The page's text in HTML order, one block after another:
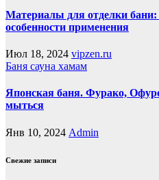
Материалы для отделки
особенности применения
Июл 18, 2024 vipzen.ru
Баня сауна хамам
Японская баня. Фурако,
мыться
Янв 10, 2024 Admin
Свежие записи